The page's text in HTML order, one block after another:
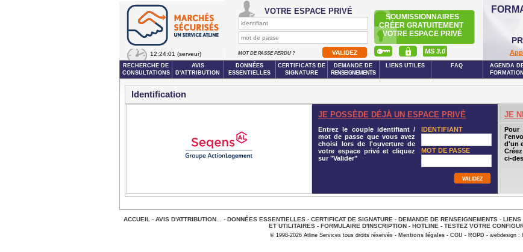
12:24:01 (serveur)
VOTRE ESPACE PRIVÉ
MOT DE PASSE PERDU ? MS 3.0
SOUMISSIONNAIRES
CRÉER GRATUITEMENT
VOTRE ESPACE PRIVÉ
RECHERCHE DE
CONSULTATIONS
AVIS
D'ATTRIBUTION
DONNÉES
ESSENTIELLES
CERTIFICATS DE
SIGNATURE
DEMANDE DE
RENSEIGNEMENTS
LIENS UTILES FAQ
AGENDA
Identification
JE POSSÈDE DÉJÀ UN ESPACE PRIVÉ
Entrez le couple identifiant /
mot de passe que vous avez
choisi lors de l'ouverture de
votre espace privé et cliquez
sur "Valider"
IDENTIFIANT
MOT DE PASSE
JE
Pour
d'un
ci-
ACCUEIL - AVIS D'ATTRIBUTION... - DONNÉES ESSENTIELLES- CERTIFICAT DE SIGNATURE - DEMANDE DE RENSEIGNEMENTS- LIENS
ET UTILITAIRES - FORMULAIRE D'INSCRIPTION - HOTLINE - TESTEZ VOTRE
© 1998-2026 Atline Services tous droits réservés - Mentions légales- CGU - RGPD - webdesign :